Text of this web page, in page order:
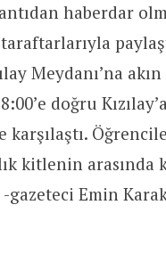
haberdar
Meydanı’na
doğru
kitlenin
Emin